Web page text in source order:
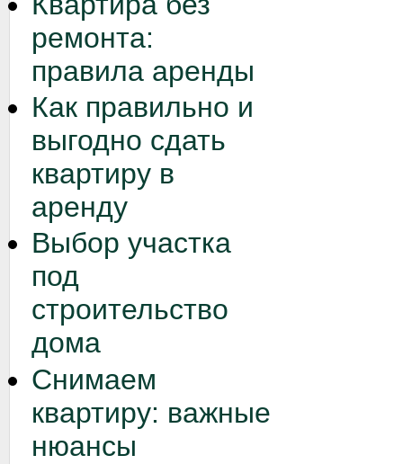
ремонта:
правила аренды
Как правильно и
выгодно сдать
квартиру в
аренду
Выбор участка
под
строительство
дома
Снимаем
квартиру: важные
нюансы